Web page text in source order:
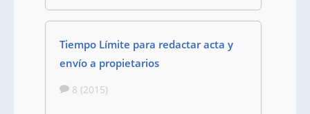
Tiempo Límite para redactar acta y
envío a propietarios
8 (2015)